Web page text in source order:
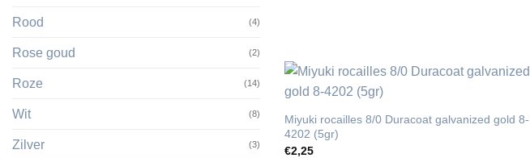
Rood (4)
Rose goud (2)
Roze (14)
Wit (8)
Zilver (3)
Miyuki rocailles 8/0 Duracoat galvanized gold 8-
4202 (5gr)
€2,25